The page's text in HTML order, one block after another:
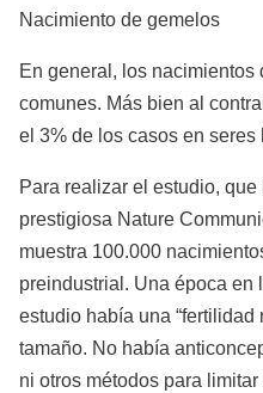
Nacimiento de gemelos
En general, los nacimientos
comunes. Más bien al
el 3% de los casos en seres
Para realizar el estudio,
prestigiosa Nature
muestra 100.000
preindustrial. Una época en
estudio había una
tamaño. No había
ni otros métodos para